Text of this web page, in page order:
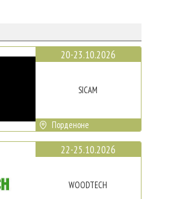
20-23.10.2026
SICAM
Порденоне
22-25.10.2026
WOODTECH